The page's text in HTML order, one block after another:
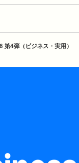
第4弾（ビジネス・実用）